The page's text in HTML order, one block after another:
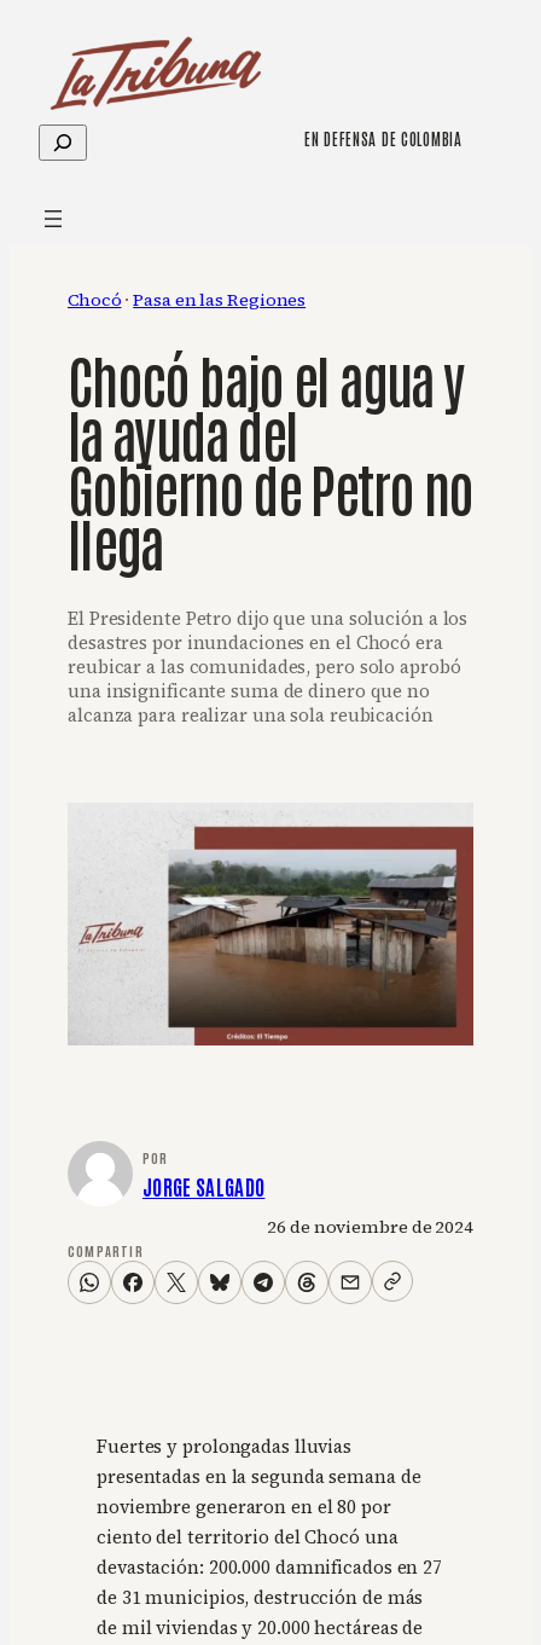
contenido
Buscar EN DEFENSA DE COLOMBIA
Chocó · Pasa en las Regiones
Chocó bajo el agua y
la ayuda del
Gobierno de Petro no
llega
El Presidente Petro dijo que una solución a los
desastres por inundaciones en el Chocó era
reubicar a las comunidades, pero solo aprobó
una insignificante suma de dinero que no
alcanza para realizar una sola reubicación
POR
JORGE SALGADO
26 de noviembre de 2024
COMPARTIR
Fuertes y prolongadas lluvias
presentadas en la segunda semana de
noviembre generaron en el 80 por
ciento del territorio del Chocó una
devastación: 200.000 damnificados en 27
de 31 municipios, destrucción de más
de mil viviendas y 20.000 hectáreas de